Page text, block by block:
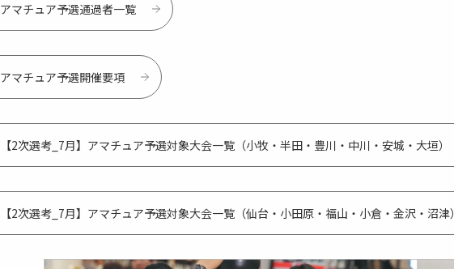
アマチュア予選通過者一覧
アマチュア予選開催要項
【2次選考_7月】アマチュア予選対象大会一覧（小牧・半田・豊川・中川・安城・大垣）
【2次選考_7月】アマチュア予選対象大会一覧（仙台・小田原・福山・小倉・金沢・沼津）